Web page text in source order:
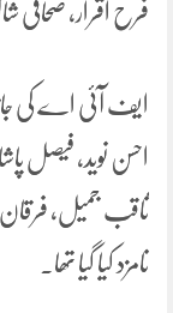
فرح اقرار، صحافی شاکر
ایف آئی اے کی
احسن نوید، فیصل
ثاقب جمیل،
نامزد کیا گیا تھا۔